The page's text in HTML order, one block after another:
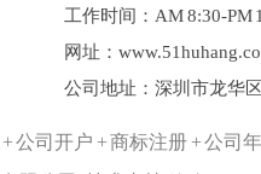
工作时间：AM 8:30-PM
网址：
公司地址：深圳市龙华
司开户 + 商标注册 + 公司